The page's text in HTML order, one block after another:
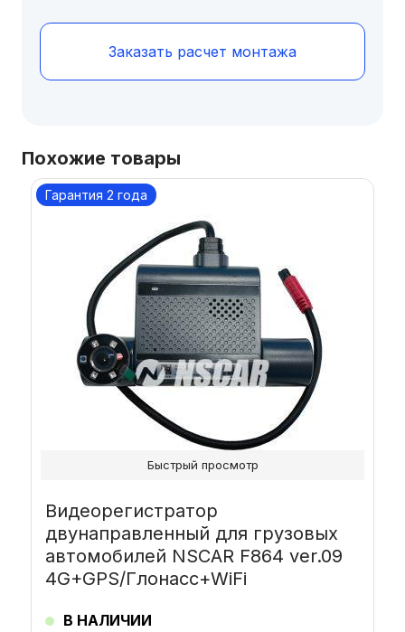
Заказать расчет монтажа
Похожие товары
Гарантия 2 года
Видеорегистратор
двунаправленный для грузовых
автомобилей NSCAR F864 ver.09
4G+GPS/Глонасс+WiFi
В НАЛИЧИИ
Быстрый просмотр